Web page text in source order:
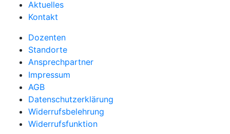
Aktuelles
Kontakt
Dozenten
Standorte
Ansprechpartner
Impressum
AGB
Datenschutzerklärung
Widerrufsbelehrung
Widerrufsfunktion